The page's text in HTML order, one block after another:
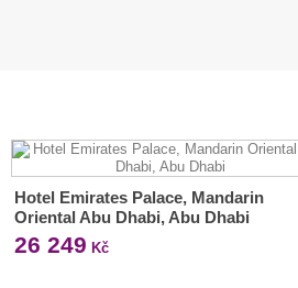
Hotel Emirates Palace, Mandarin
Oriental Abu Dhabi, Abu Dhabi
26 249 Kč